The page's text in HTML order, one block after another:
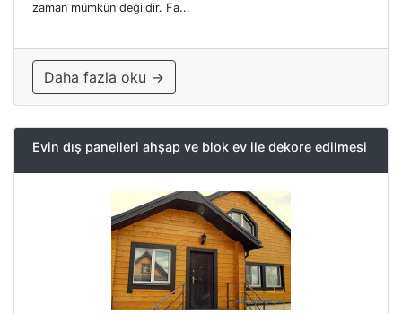
zaman mümkün değildir. Fa...
Daha fazla oku →
Evin dış panelleri ahşap ve blok ev ile dekore edilmesi